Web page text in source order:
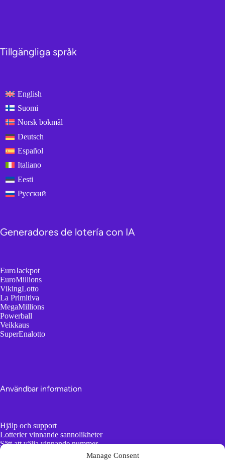
Manage Consent
Tillgängliga språk
English
Suomi
Norsk bokmål
Deutsch
Español
Italiano
Eesti
Русский
Generadores de lotería con IA
EuroJackpot
EuroMillions
VikingLotto
La Primitiva
MegaMillions
Powerball
Veikkaus
SuperEnalotto
Användbar information
Hjälp och support
Lotterier vinnande sannolikheter
Sätt att välja vinnande nummer
AI vs slumpmässiga nummergeneratorer